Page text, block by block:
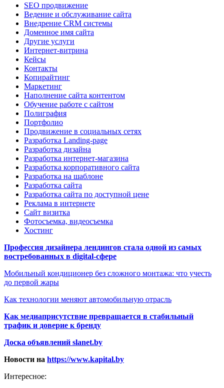
SEO продвижение
Ведение и обслуживание сайта
Внедрение CRM системы
Доменное имя сайта
Другие услуги
Интернет-витрина
Кейсы
Контакты
Копирайтинг
Маркетинг
Наполнение сайта контентом
Обучение работе с сайтом
Полиграфия
Портфолио
Продвижение в социальных сетях
Разработка Landing-page
Разработка дизайна
Разработка интернет-магазина
Разработка корпоративного сайта
Разработка на шаблоне
Разработка сайта
Разработка сайта по доступной цене
Реклама в интернете
Сайт визитка
Фотосъемка, видеосъемка
Хостинг
Профессия дизайнера лендингов стала одной из самых
востребованных в digital-сфере
Мобильный кондиционер без сложного монтажа: что учесть
до первой жары
Как технологии меняют автомобильную отрасль
Как медиаприсутствие превращается в стабильный
трафик и доверие к бренду
Доска объявлений slanet.by
Новости на https://www.kapital.by
Интересное: